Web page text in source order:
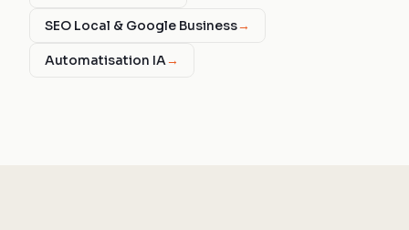
SEO Local & Google Business→
Automatisation IA→